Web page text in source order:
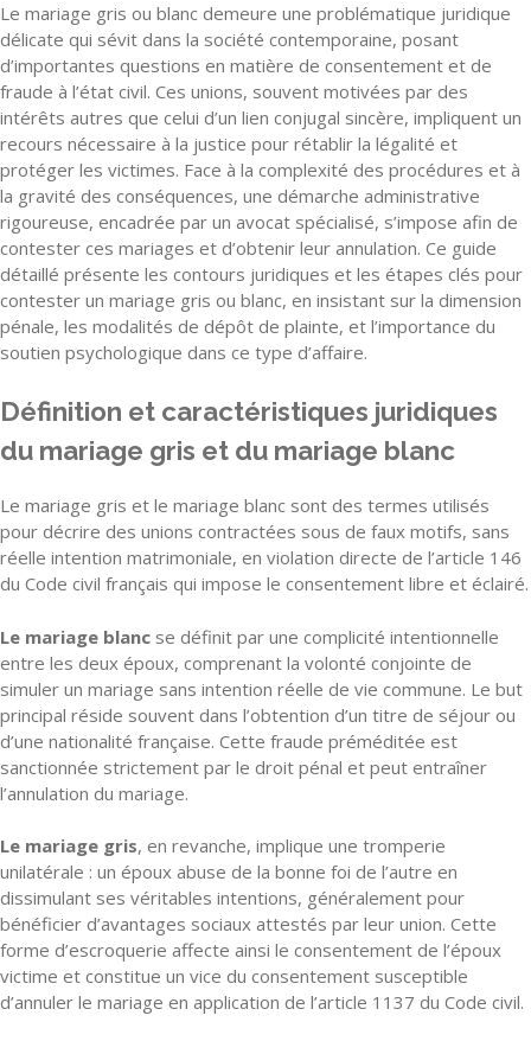
Le mariage gris ou blanc demeure une problématique juridique
délicate qui sévit dans la société contemporaine, posant
d’importantes questions en matière de consentement et de
fraude à l’état civil. Ces unions, souvent motivées par des
intérêts autres que celui d’un lien conjugal sincère, impliquent un
recours nécessaire à la justice pour rétablir la légalité et
protéger les victimes. Face à la complexité des procédures et à
la gravité des conséquences, une démarche administrative
rigoureuse, encadrée par un avocat spécialisé, s’impose afin de
contester ces mariages et d’obtenir leur annulation. Ce guide
détaillé présente les contours juridiques et les étapes clés pour
contester un mariage gris ou blanc, en insistant sur la dimension
pénale, les modalités de dépôt de plainte, et l’importance du
soutien psychologique dans ce type d’affaire.
Définition et caractéristiques juridiques
du mariage gris et du mariage blanc
Le mariage gris et le mariage blanc sont des termes utilisés
pour décrire des unions contractées sous de faux motifs, sans
réelle intention matrimoniale, en violation directe de l’article 146
du Code civil français qui impose le consentement libre et éclairé.
Le mariage blanc se définit par une complicité intentionnelle
entre les deux époux, comprenant la volonté conjointe de
simuler un mariage sans intention réelle de vie commune. Le but
principal réside souvent dans l’obtention d’un titre de séjour ou
d’une nationalité française. Cette fraude préméditée est
sanctionnée strictement par le droit pénal et peut entraîner
l’annulation du mariage.
Le mariage gris, en revanche, implique une tromperie
unilatérale : un époux abuse de la bonne foi de l’autre en
dissimulant ses véritables intentions, généralement pour
bénéficier d’avantages sociaux attestés par leur union. Cette
forme d’escroquerie affecte ainsi le consentement de l’époux
victime et constitue un vice du consentement susceptible
d’annuler le mariage en application de l’article 1137 du Code civil.